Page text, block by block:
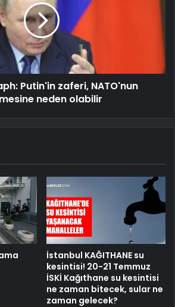
Putin'in zaferi, NATO'nun
neden olabilir
İstanbul KAĞITHANE su
kesintisi! 20-21 Temmuz
İSKİ Kağıthane su kesintisi
ne zaman bitecek, sular ne
zaman gelecek?